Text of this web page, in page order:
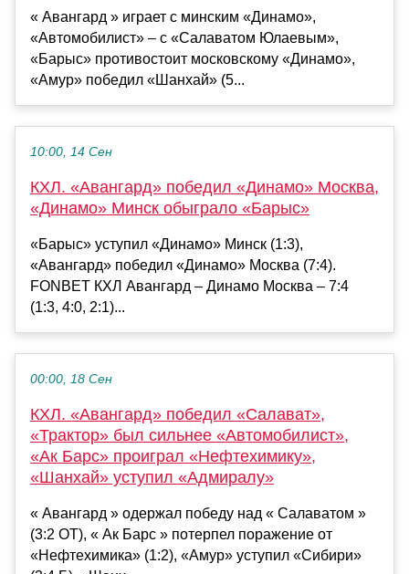
« Авангард » играет с минским «Динамо»,
«Автомобилист» – с «Салаватом Юлаевым»,
«Барыс» противостоит московскому «Динамо»,
«Амур» победил «Шанхай» (5...
10:00, 14 Сен
КХЛ. «Авангард» победил «Динамо» Москва,
«Динамо» Минск обыграло «Барыс»
«Барыс» уступил «Динамо» Минск (1:3),
«Авангард» победил «Динамо» Москва (7:4).
FONBET КХЛ Авангард – Динамо Москва – 7:4
(1:3, 4:0, 2:1)...
00:00, 18 Сен
КХЛ. «Авангард» победил «Салават»,
«Трактор» был сильнее «Автомобилист»,
«Ак Барс» проиграл «Нефтехимику»,
«Шанхай» уступил «Адмиралу»
« Авангард » одержал победу над « Салаватом »
(3:2 ОТ), « Ак Барс » потерпел поражение от
«Нефтехимика» (1:2), «Амур» уступил «Сибири»